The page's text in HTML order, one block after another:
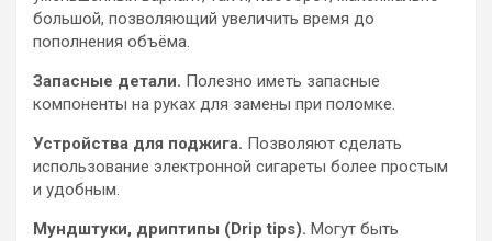
большой, позволяющий увеличить время до
пополнения объёма.
Запасные детали. Полезно иметь запасные
компоненты на руках для замены при поломке.
Устройства для поджига. Позволяют сделать
использование электронной сигареты более простым
и удобным.
Мундштуки, дриптипы (Drip tips). Могут быть